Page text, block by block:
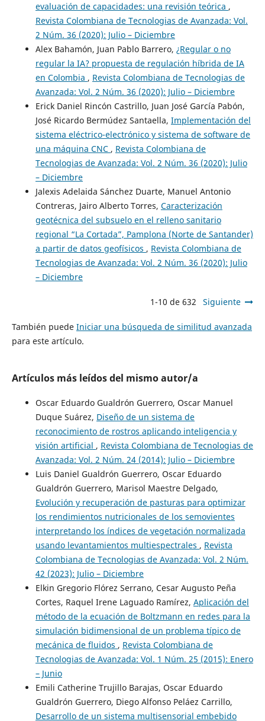
evaluación de capacidades: una revisión teórica ,
Revista Colombiana de Tecnologias de Avanzada: Vol.
2 Núm. 36 (2020): Julio – Diciembre
Alex Bahamón, Juan Pablo Barrero, ¿Regular o no
regular la IA? propuesta de regulación híbrida de IA
en Colombia , Revista Colombiana de Tecnologias de
Avanzada: Vol. 2 Núm. 36 (2020): Julio – Diciembre
Erick Daniel Rincón Castrillo, Juan José García Pabón,
José Ricardo Bermúdez Santaella, Implementación del
sistema eléctrico-electrónico y sistema de software de
una máquina CNC , Revista Colombiana de
Tecnologias de Avanzada: Vol. 2 Núm. 36 (2020): Julio
– Diciembre
Jalexis Adelaida Sánchez Duarte, Manuel Antonio
Contreras, Jairo Alberto Torres, Caracterización
geotécnica del subsuelo en el relleno sanitario
regional “La Cortada”, Pamplona (Norte de Santander)
a partir de datos geofísicos , Revista Colombiana de
Tecnologias de Avanzada: Vol. 2 Núm. 36 (2020): Julio
– Diciembre
1-10 de 632 Siguiente
También puede Iniciar una búsqueda de similitud avanzada
para este artículo.
Artículos más leídos del mismo autor/a
Oscar Eduardo Gualdrón Guerrero, Oscar Manuel
Duque Suárez, Diseño de un sistema de
reconocimiento de rostros aplicando inteligencia y
visión artificial , Revista Colombiana de Tecnologias de
Avanzada: Vol. 2 Núm. 24 (2014): Julio – Diciembre
Luis Daniel Gualdrón Guerrero, Oscar Eduardo
Gualdrón Guerrero, Marisol Maestre Delgado,
Evolución y recuperación de pasturas para optimizar
los rendimientos nutricionales de los semovientes
interpretando los índices de vegetación normalizada
usando levantamientos multiespectrales , Revista
Colombiana de Tecnologias de Avanzada: Vol. 2 Núm.
42 (2023): Julio – Diciembre
Elkin Gregorio Flórez Serrano, Cesar Augusto Peña
Cortes, Raquel Irene Laguado Ramírez, Aplicación del
método de la ecuación de Boltzmann en redes para la
simulación bidimensional de un problema típico de
mecánica de fluidos , Revista Colombiana de
Tecnologias de Avanzada: Vol. 1 Núm. 25 (2015): Enero
– Junio
Emili Catherine Trujillo Barajas, Oscar Eduardo
Gualdrón Guerrero, Diego Alfonso Peláez Carrillo,
Desarrollo de un sistema multisensorial embebido